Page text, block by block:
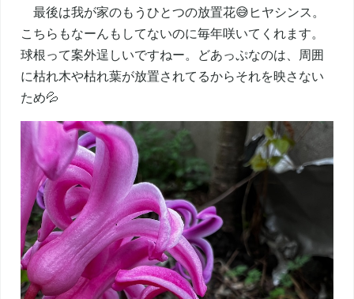
最後は我が家のもうひとつの放置花😅ヒヤシンス。
こちらもなーんもしてないのに毎年咲いてくれます。
球根って案外逞しいですねー。どあっぷなのは、周囲
に枯れ木や枯れ葉が放置されてるからそれを映さない
ため💦